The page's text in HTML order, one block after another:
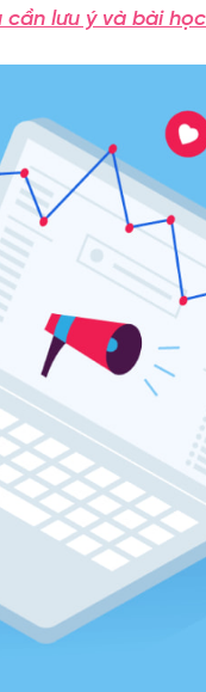
lưu ý và bài